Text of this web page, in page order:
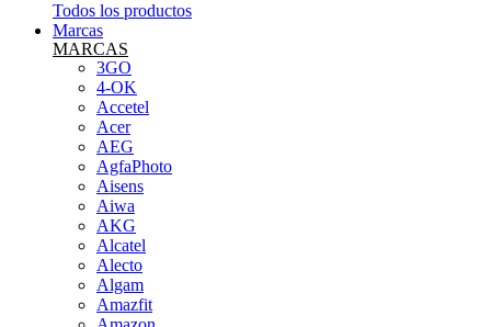
Todos los productos
Marcas
MARCAS
3GO
4-OK
Accetel
Acer
AEG
AgfaPhoto
Aisens
Aiwa
AKG
Alcatel
Alecto
Algam
Amazfit